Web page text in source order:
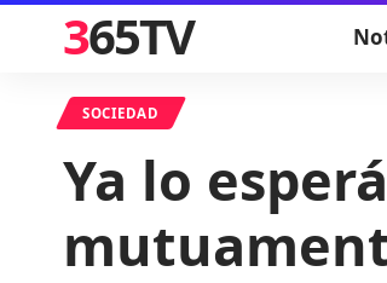
365TV
SOCIEDAD
Ya lo